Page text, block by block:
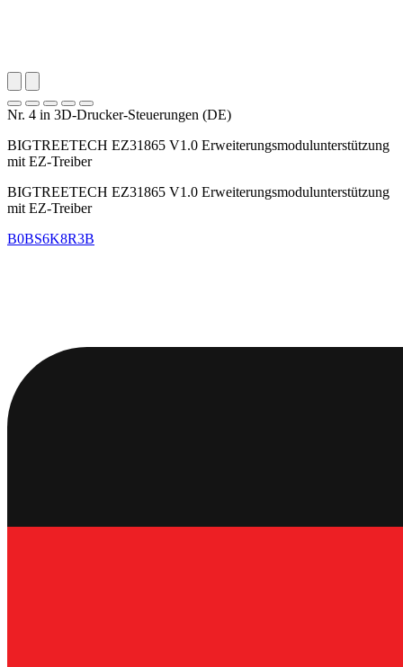
Nr. 4 in 3D-Drucker-Steuerungen (DE)
BIGTREETECH EZ31865 V1.0 Erweiterungsmodulunterstützung
mit EZ-Treiber
BIGTREETECH EZ31865 V1.0 Erweiterungsmodulunterstützung
mit EZ-Treiber
B0BS6K8R3B